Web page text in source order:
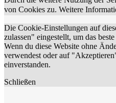
von Cookies zu. Weitere
Die Cookie-Einstellungen auf
zulassen" eingestellt, um das
Wenn du diese Website ohne
verwendest oder auf
einverstanden.
Schließen